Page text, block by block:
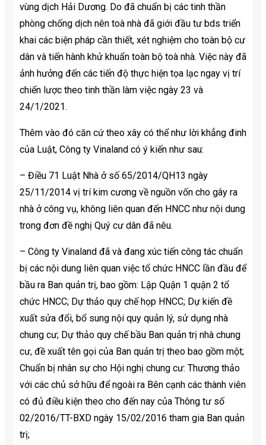
vùng dịch Hải Dương. Do đã chuẩn bị các tinh thần
phòng chống dịch nên toà nhà đã giới đầu tư bds triển
khai các biện pháp cần thiết, xét nghiệm cho toàn bộ cư
dân và tiến hành khử khuẩn toàn bộ toà nhà. Việc này đã
ảnh hưởng đến các tiến độ thực hiện tọa lạc ngay vị trí
chiến lược theo tinh thần làm việc ngày 23 và
24/1/2021.
Thêm vào đó căn cứ theo xây có thể như lời khẳng đinh
của Luật, Công ty Vinaland có ý kiến như sau:
– Điều 71 Luật Nhà ở số 65/2014/QH13 ngày
25/11/2014 vị trí kim cương về nguồn vốn cho gây ra
nhà ở công vụ, không liên quan đến HNCC như nội dung
trong đơn đề nghị Quý cư dân đã nêu.
– Công ty Vinaland đã và đang xúc tiến công tác chuẩn
bị các nội dung liên quan việc tổ chức HNCC lần đầu để
bầu ra Ban quản trị, bao gồm: Lập Quận 1 quận 2 tổ
chức HNCC; Dự thảo quy chế họp HNCC; Dự kiến đề
xuất sửa đổi, bổ sung nội quy quản lý, sử dụng nhà
chung cư; Dự thảo quy chế bầu Ban quản trị nhà chung
cư, đề xuất tên gọi của Ban quản trị theo bao gồm một;
Chuẩn bị nhân sự cho Hội nghị chung cư: Thương thảo
với các chủ sở hữu để ngoài ra Bên cạnh các thành viên
có đủ điều kiện theo cho đến nay của Thông tư số
02/2016/TT-BXD ngày 15/02/2016 tham gia Ban quản
trị;